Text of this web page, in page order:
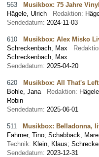
563 Musikbox: 75 Jahre
Hägele, Ulrich
Redaktion:
Sendedatum: 2024-11-03
610 Musikbox: Alex Misko
Schreckenbach, Max
Schreckenbach, Max
Sendedatum: 2025-04-20
620 Musikbox: All That's
Bohle, Jana
Redaktion:
Robin
Sendedatum: 2025-06-01
511 Musikbox: Belladonna,
Fahrner, Tino; Schabback,
Technik: Klein, Klaus;
Sendedatum: 2023-12-31